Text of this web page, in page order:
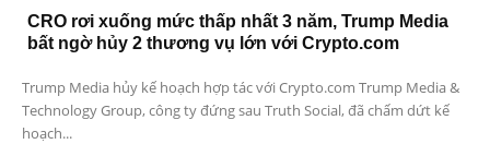
CRO rơi xuống mức thấp nhất 3 năm, Trump Media
bất ngờ hủy 2 thương vụ lớn với Crypto.com
Trump Media hủy kế hoạch hợp tác với Crypto.com Trump Media &
Technology Group, công ty đứng sau Truth Social, đã chấm dứt kế
hoạch...